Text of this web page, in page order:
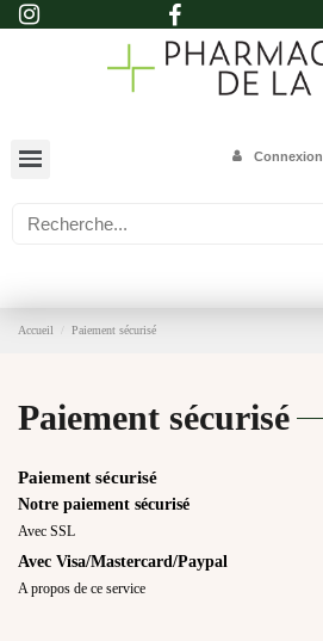
Connexion
Accueil Paiement sécurisé
Paiement sécurisé
Paiement sécurisé
Notre paiement sécurisé
Avec SSL
Avec Visa/Mastercard/Paypal
A propos de ce service